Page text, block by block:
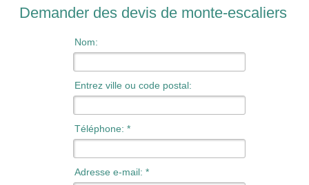
Demander des devis de monte-escaliers
Nom:
Entrez ville ou code postal:
Téléphone: *
Adresse e-mail: *